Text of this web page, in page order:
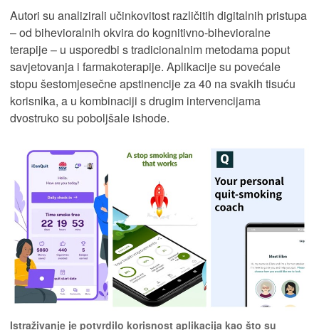
Autori su analizirali učinkovitost različitih digitalnih pristupa
– od bihevioralnih okvira do kognitivno-bihevioralne
terapije – u usporedbi s tradicionalnim metodama poput
savjetovanja i farmakoterapije. Aplikacije su povećale
stopu šestomjesečne apstinencije za 40 na svakih tisuću
korisnika, a u kombinaciji s drugim intervencijama
dvostruko su poboljšale ishode.
Istraživanje je potvrdilo korisnost aplikacija kao što su